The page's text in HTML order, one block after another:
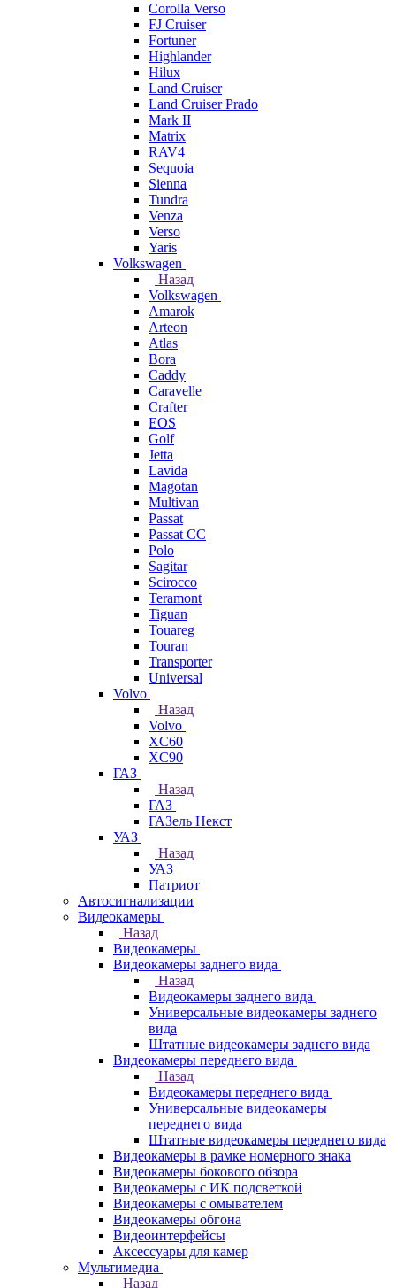
Corolla Verso
FJ Cruiser
Fortuner
Highlander
Hilux
Land Cruiser
Land Cruiser Prado
Mark II
Matrix
RAV4
Sequoia
Sienna
Tundra
Venza
Verso
Yaris
Volkswagen
Назад
Volkswagen
Amarok
Arteon
Atlas
Bora
Caddy
Caravelle
Crafter
EOS
Golf
Jetta
Lavida
Magotan
Multivan
Passat
Passat CC
Polo
Sagitar
Scirocco
Teramont
Tiguan
Touareg
Touran
Transporter
Universal
Volvo
Назад
Volvo
XC60
XC90
ГАЗ
Назад
ГАЗ
ГАЗель Некст
УАЗ
Назад
УАЗ
Патриот
Автосигнализации
Видеокамеры
Назад
Видеокамеры
Видеокамеры заднего вида
Назад
Видеокамеры заднего вида
Универсальные видеокамеры заднего
вида
Штатные видеокамеры заднего вида
Видеокамеры переднего вида
Назад
Видеокамеры переднего вида
Универсальные видеокамеры
переднего вида
Штатные видеокамеры переднего вида
Видеокамеры в рамке номерного знака
Видеокамеры бокового обзора
Видеокамеры с ИК подсветкой
Видеокамеры с омывателем
Видеокамеры обгона
Видеоинтерфейсы
Аксессуары для камер
Мультимедиа
Назад